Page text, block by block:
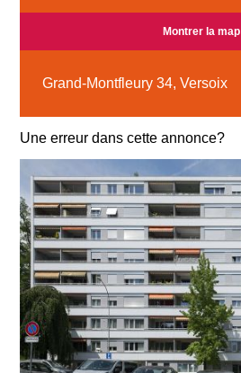
Montrer la map
Grand-Montfleury 34, Versoix
Une erreur dans cette annonce?